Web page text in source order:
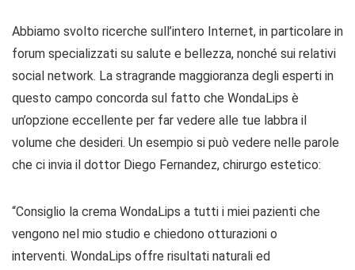
Abbiamo svolto ricerche sull’intero Internet, in particolare in
forum specializzati su salute e bellezza, nonché sui relativi
social network. La stragrande maggioranza degli esperti in
questo campo concorda sul fatto che WondaLips è
un’opzione eccellente per far vedere alle tue labbra il
volume che desideri. Un esempio si può vedere nelle parole
che ci invia il dottor Diego Fernandez, chirurgo estetico:
“Consiglio la crema WondaLips a tutti i miei pazienti che
vengono nel mio studio e chiedono otturazioni o
interventi. WondaLips offre risultati naturali ed